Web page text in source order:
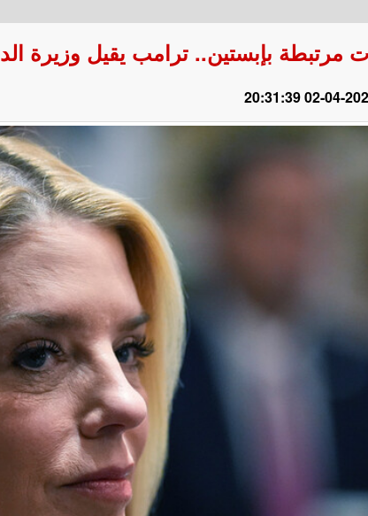
بإبستين.. ترامب يقيل وزيرة
2026-04-02